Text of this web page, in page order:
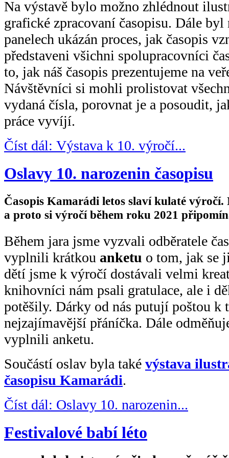
Na výstavě bylo možno zhlédnout
grafické zpracovaní časopisu. Dále byl
panelech ukázán proces, jak časopis
představeni všichni spolupracovníci
to, jak náš časopis prezentujeme na
Návštěvníci si mohli prolistovat
vydaná čísla, porovnat je a posoudit,
práce vyvíjí.
Číst dál: Výstava k 10. výročí...
Oslavy 10. narozenin časopisu
Časopis Kamarádi letos slaví kulaté výročí.
a proto si výročí během roku 2021
Během jara jsme vyzvali odběratele
vyplnili krátkou anketu o tom, jak se
dětí jsme k výročí dostávali velmi
knihovníci nám psali gratulace, ale i
potěšily. Dárky od nás putují poštou k
nejzajímavější přáníčka. Dále
vyplnili anketu.
Součástí oslav byla také výstava
časopisu Kamarádi.
Číst dál: Oslavy 10. narozenin...
Festivalové babí léto